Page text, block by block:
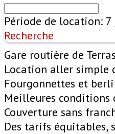
Période de location: 7
Recherche
Gare routière de
Location aller simple
Fourgonnettes et
Meilleures conditions
Couverture sans
Des tarifs équitables,